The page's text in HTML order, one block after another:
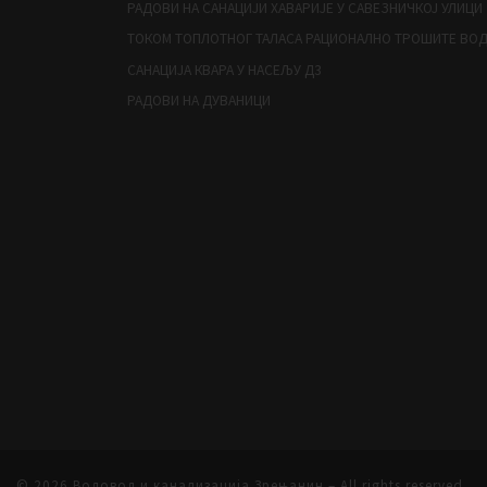
РАДОВИ НА САНАЦИЈИ ХАВАРИЈЕ У САВЕЗНИЧКОЈ УЛИЦИ
ТОКОМ ТОПЛОТНОГ ТАЛАСА РАЦИОНАЛНО ТРОШИТЕ
САНАЦИЈА КВАРА У НАСЕЉУ Д3
РАДОВИ НА ДУВАНИЦИ